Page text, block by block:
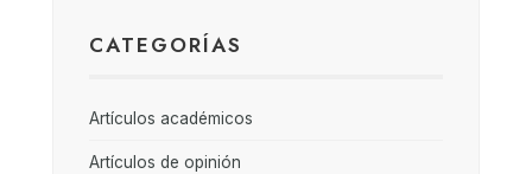
CATEGORÍAS
Artículos académicos
Artículos de opinión